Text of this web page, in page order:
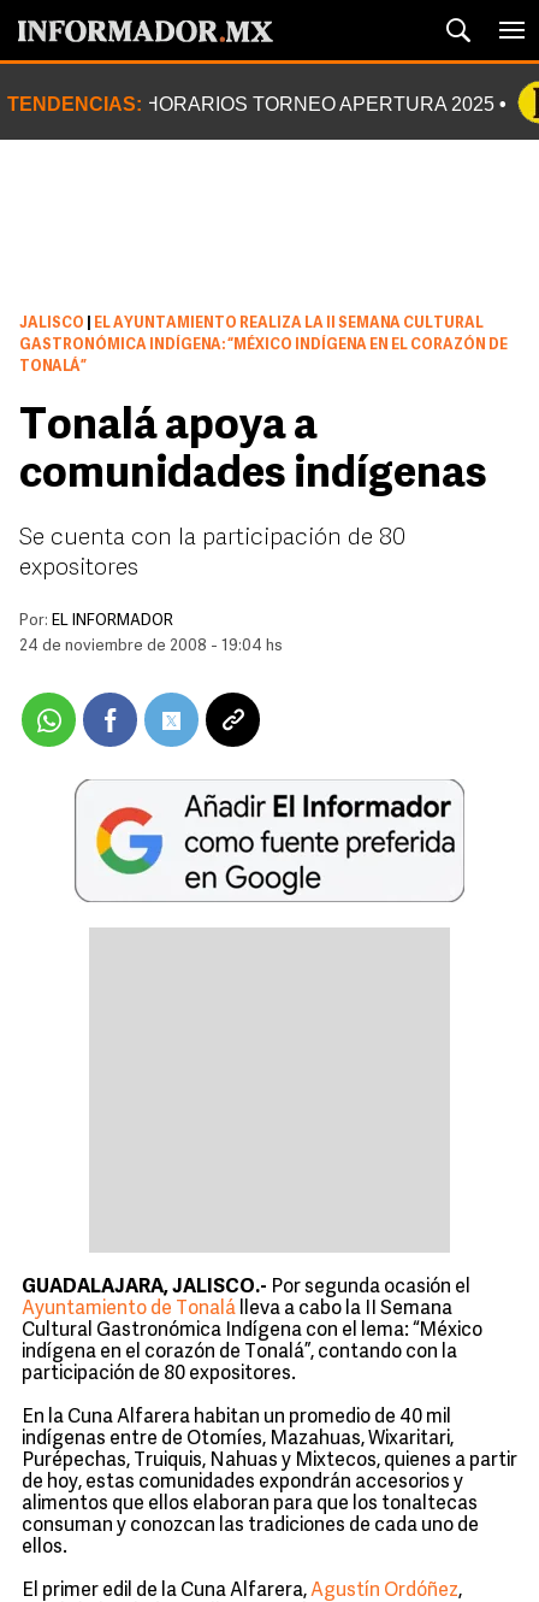
TENDENCIAS: HORARIOS TORNEO APERTURA 2025
JALISCO
EL AYUNTAMIENTO REALIZA LA II SEMANA CULTURAL
GASTRONÓMICA INDÍGENA: “MÉXICO INDÍGENA EN EL CORAZÓN DE
TONALÁ”
Tonalá apoya a
comunidades indígenas
Se cuenta con la participación de 80
expositores
Por: EL INFORMADOR
24 de noviembre de 2008 - 19:04 hs
GUADALAJARA, JALISCO.- Por segunda ocasión el
Ayuntamiento de Tonalá lleva a cabo la II Semana
Cultural Gastronómica Indígena con el lema: “México
indígena en el corazón de Tonalá”, contando con la
participación de 80 expositores.
En la Cuna Alfarera habitan un promedio de 40 mil
indígenas entre de Otomíes, Mazahuas, Wixaritari,
Purépechas, Truiquis, Nahuas y Mixtecos, quienes a partir
de hoy, estas comunidades expondrán accesorios y
alimentos que ellos elaboran para que los tonaltecas
consuman y conozcan las tradiciones de cada uno de
ellos.
El primer edil de la Cuna Alfarera,Agustín Ordóñez,